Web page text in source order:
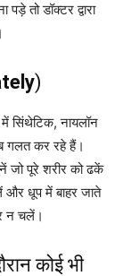
तो डॉक्टर द्वारा
)
सिंथेटिक, नायलॉन
गलत कर रहे हैं।
जो पूरे शरीर को ढकें
धूप में बाहर जाते
न चलें।
कोई भी